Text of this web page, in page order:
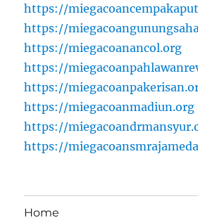
https://
https://
https://miegacoanancol.org
https://
https://
https://miegacoanmadiun.org
https://
https://
Home